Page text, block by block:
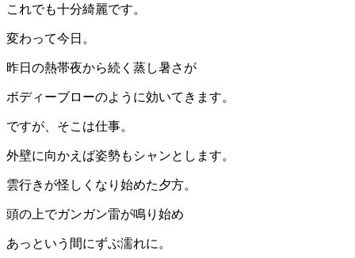
これでも十分綺麗です。
変わって今日。
昨日の熱帯夜から続く蒸し暑さが
ボディーブローのように効いてきます。
ですが、そこは仕事。
外壁に向かえば姿勢もシャンとします。
雲行きが怪しくなり始めた夕方。
頭の上でガンガン雷が鳴り始め
あっという間にずぶ濡れに。